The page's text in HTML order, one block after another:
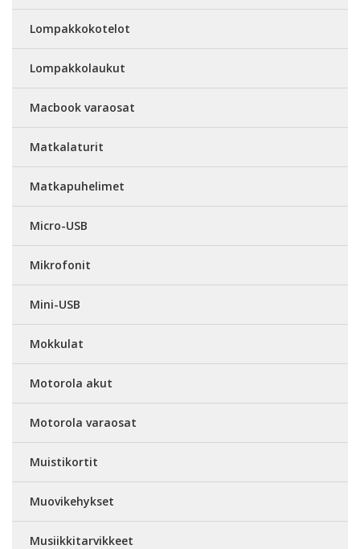
Lompakkokotelot
Lompakkolaukut
Macbook varaosat
Matkalaturit
Matkapuhelimet
Micro-USB
Mikrofonit
Mini-USB
Mokkulat
Motorola akut
Motorola varaosat
Muistikortit
Muovikehykset
Musiikkitarvikkeet